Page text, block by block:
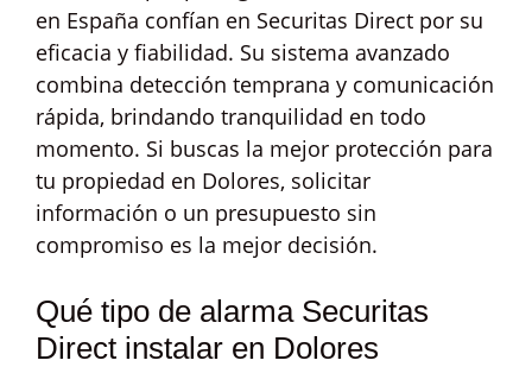
en España confían en Securitas Direct por su
eficacia y fiabilidad. Su sistema avanzado
combina detección temprana y comunicación
rápida, brindando tranquilidad en todo
momento. Si buscas la mejor protección para
tu propiedad en Dolores, solicitar
información o un presupuesto sin
compromiso es la mejor decisión.
Qué tipo de alarma Securitas
Direct instalar en Dolores